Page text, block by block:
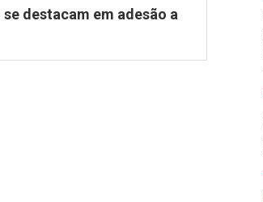
destacam em adesão a